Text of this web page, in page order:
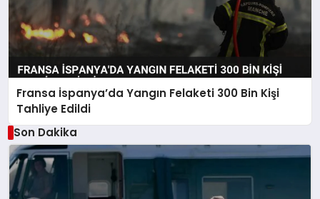
Fransa İspanya’da Yangın Felaketi 300 Bin Kişi
Tahliye Edildi
Son Dakika